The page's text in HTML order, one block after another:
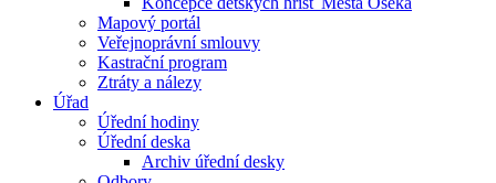
Mapový portál
Veřejnoprávní smlouvy
Kastrační program
Ztráty a nálezy
Úřad
Úřední hodiny
Úřední deska
Archiv úřední desky